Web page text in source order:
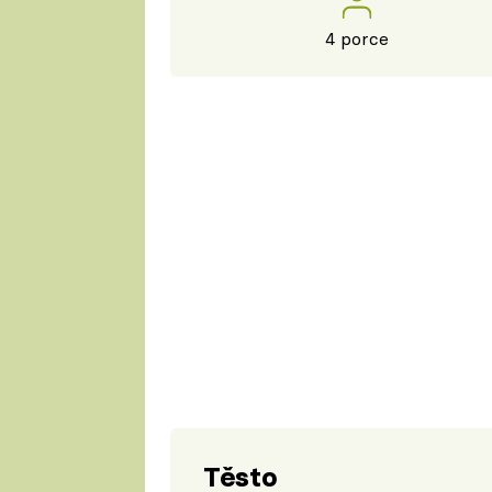
4 porce
Těsto